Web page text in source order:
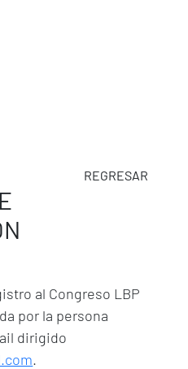
REGRESAR
al Congreso LBP
por la persona
dirigido
.